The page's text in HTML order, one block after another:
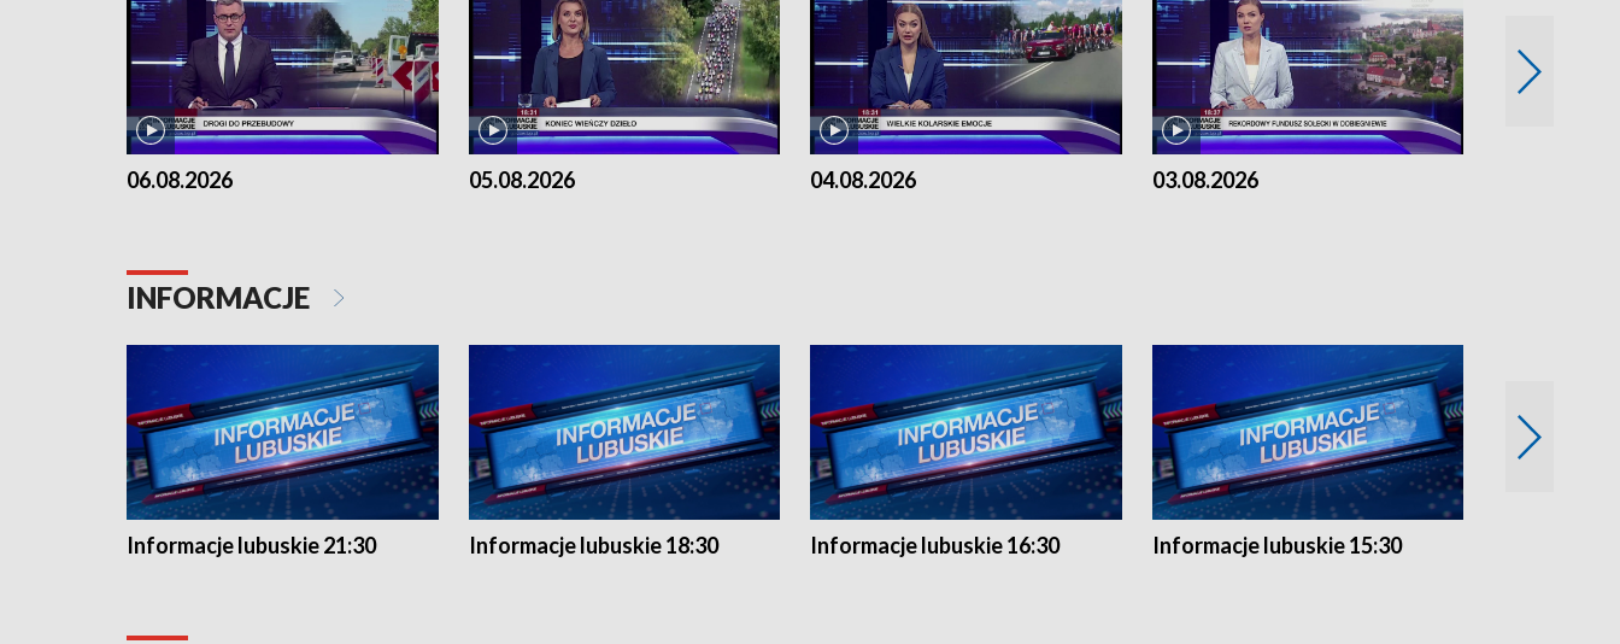
06.08.2026 05.08.2026 04.08.2026 03.08.2026
INFORMACJE
Informacje lubuskie 21:30 Informacje lubuskie 18:30 Informacje lubuskie 16:30 Informacje lubuskie 15:30